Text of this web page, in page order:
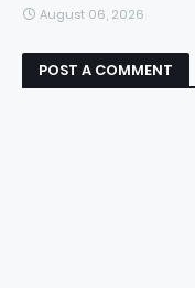
August 06, 2026
POST A COMMENT